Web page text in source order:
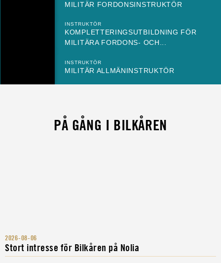
MILITÄR FORDONSINSTRUKTÖR
INSTRUKTÖR
KOMPLETTERINGSUTBILDNING FÖR
MILITÄRA FORDONS- OCH...
INSTRUKTÖR
MILITÄR ALLMÄNINSTRUKTÖR
PÅ GÅNG I BILKÅREN
2026-08-06
Stort intresse för Bilkåren på Nolia